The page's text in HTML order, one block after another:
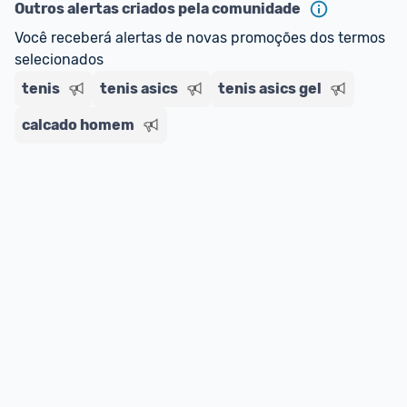
: A partir de 2 dias úteis.*
*Confira aqui as regras e condições!
Outros alertas criados pela comunidade
Você receberá alertas de novas promoções dos termos
selecionados
tenis
tenis asics tenis asics gel
calcado homem